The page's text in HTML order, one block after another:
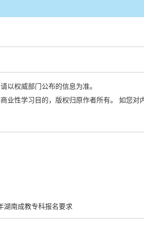
以权威部门公布的信息为准。
业性学习目的，版权归原作者所有。 如您对
湖南成教专科报名要求